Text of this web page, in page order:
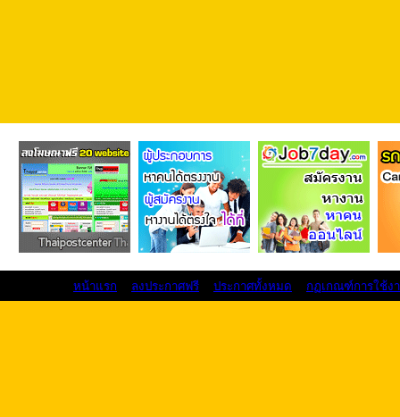
หน้าแรก ลงประกาศฟรี ประกาศทั้งหมด กฏเกณฑ์การใช้ง